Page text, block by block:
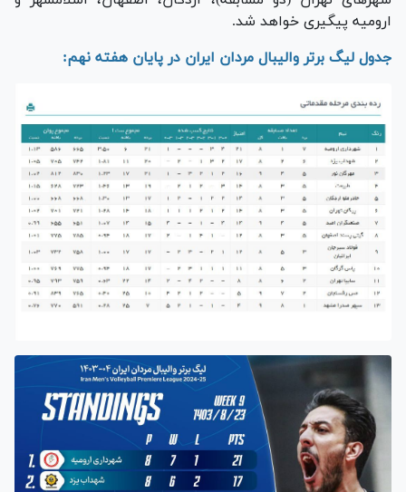
ارومیه پیگیری خواهد شد.
جدول لیگ برتر والیبال مردان ایران در پایان هفته نهم: